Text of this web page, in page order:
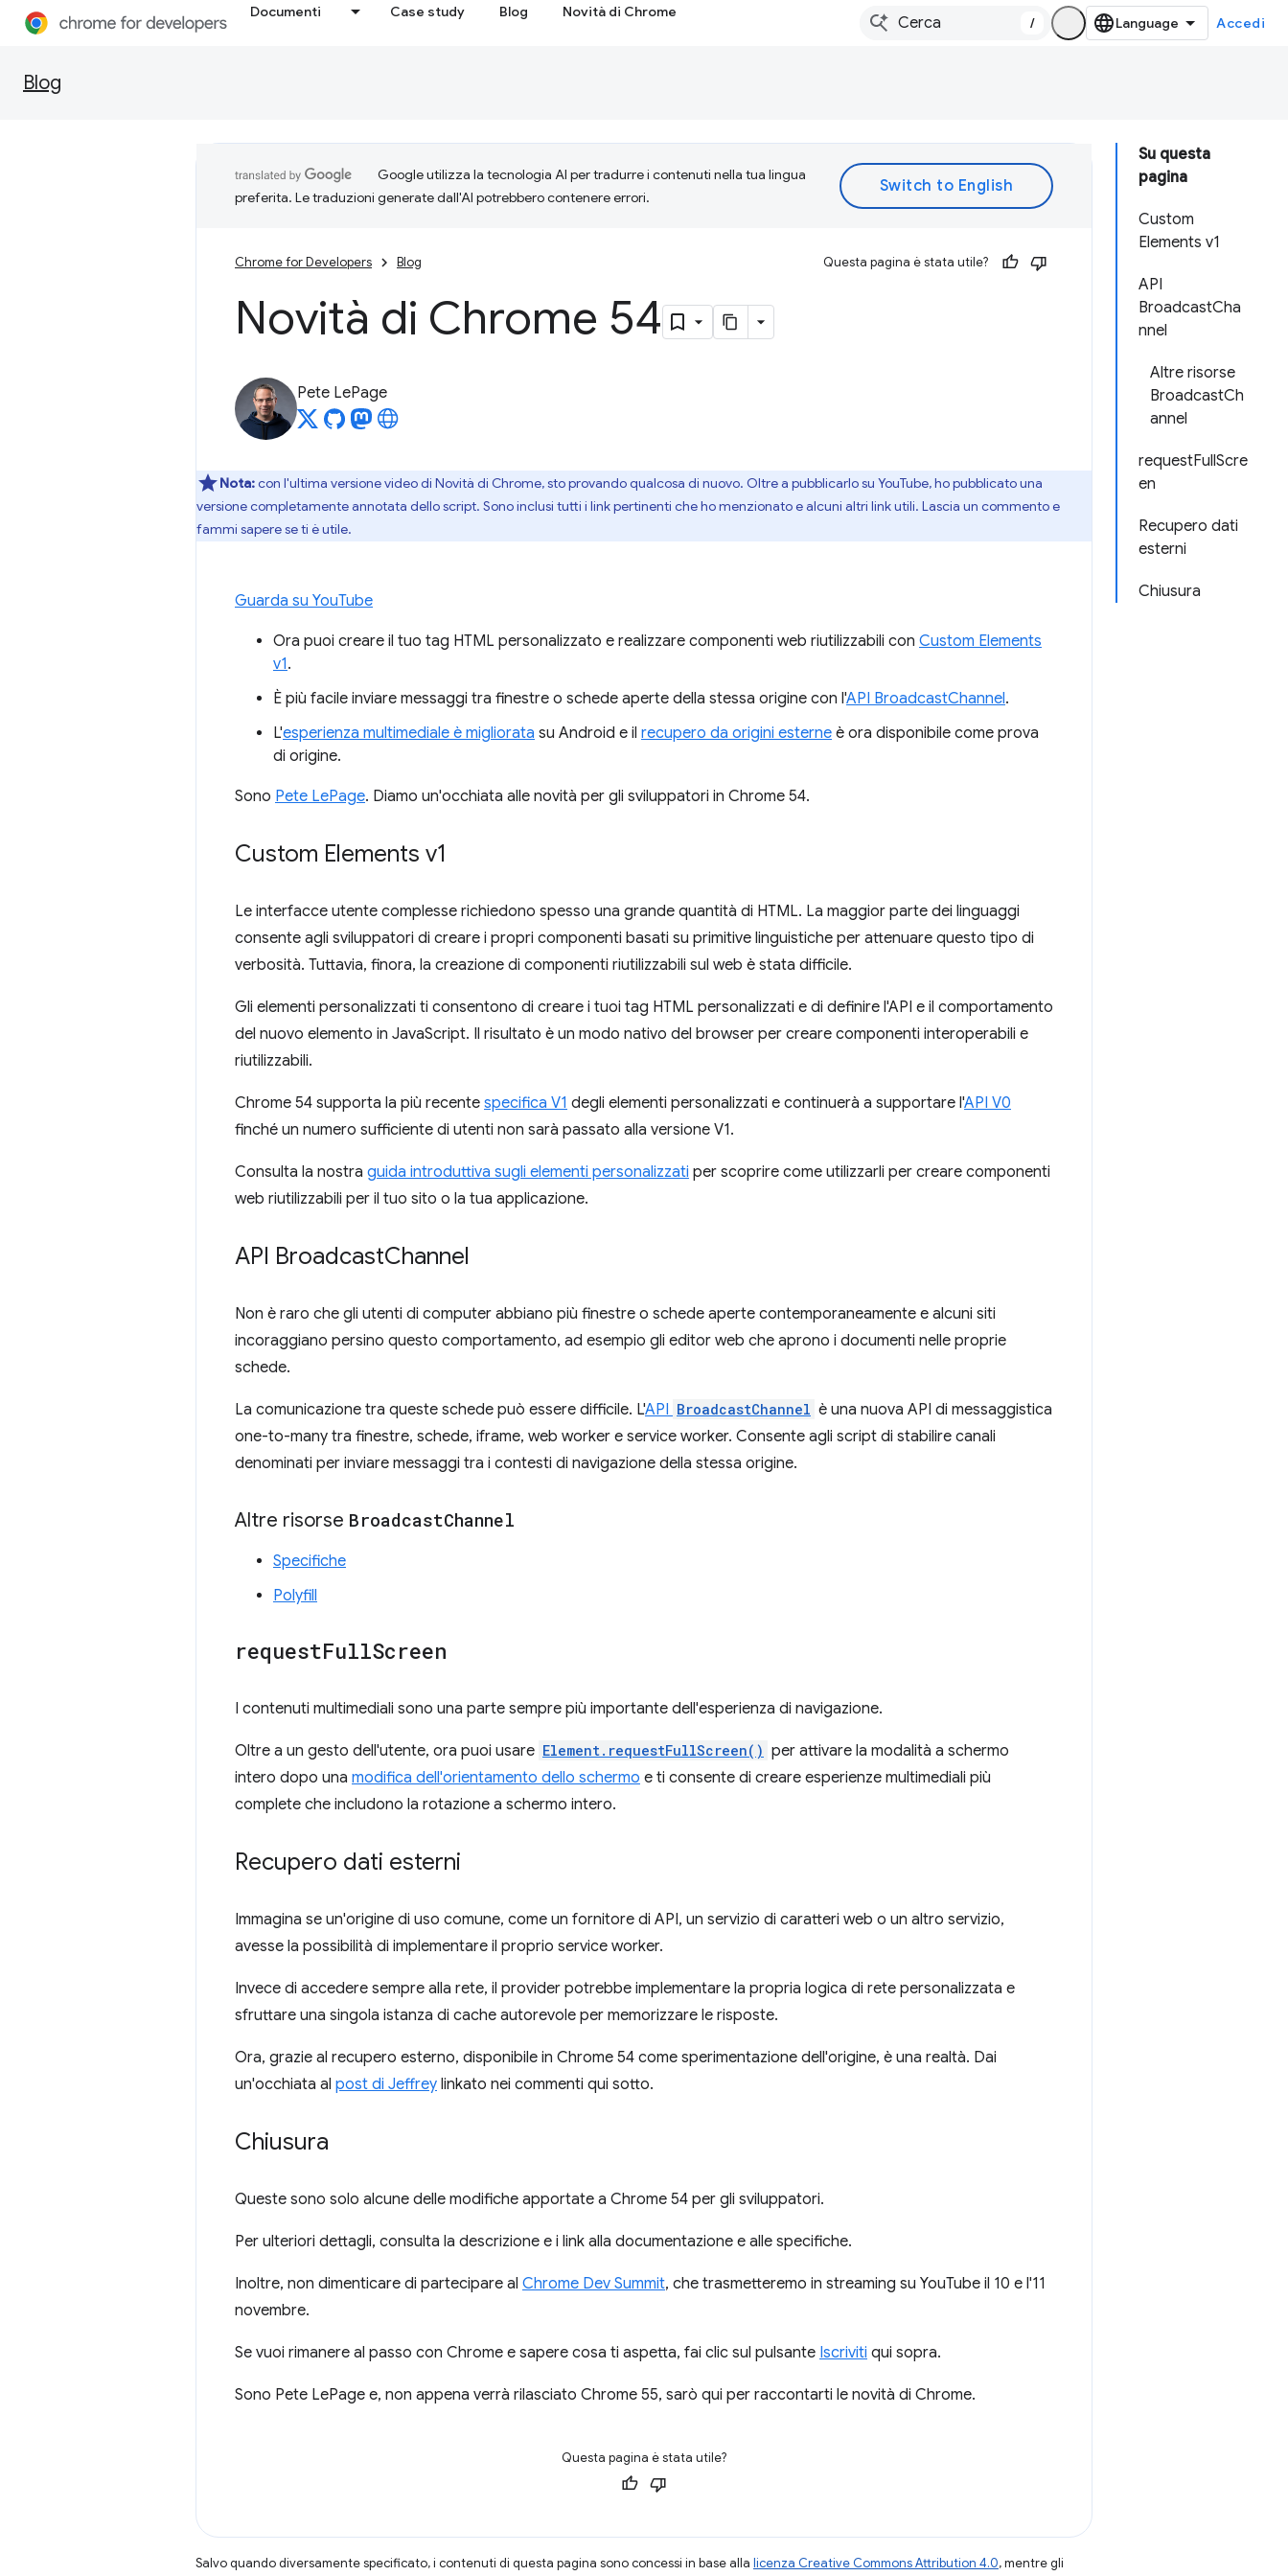
Documenti Case study Blog Novità di Chrome
/ Accedi
Blog
Su questa
pagina
Custom
Elements v1
API
BroadcastCha
nnel
Altre risorse
BroadcastCh
annel
requestFullScre
en
Recupero dati
esterni
Chiusura
Google utilizza la tecnologia AI per tradurre i contenuti nella tua lingua
preferita. Le traduzioni generate dall'AI potrebbero contenere errori.
Chrome for Developers Blog Questa pagina è stata utile?
Novità di Chrome 54
Pete LePage
Nota:con l'ultima versione video di Novità di Chrome, sto provando qualcosa di nuovo. Oltre a pubblicarlo su YouTube, ho pubblicato una
versione completamente annotata dello script. Sono inclusi tutti i link pertinenti che ho menzionato e alcuni altri link utili. Lascia un commento e
fammi sapere se ti è utile.
Guarda su YouTube
Ora puoi creare il tuo tag HTML personalizzato e realizzare componenti web riutilizzabili con Custom Elements
v1.
È più facile inviare messaggi tra finestre o schede aperte della stessa origine con l'API BroadcastChannel.
L'esperienza multimediale è migliorata su Android e il recupero da origini esterne è ora disponibile come prova
di origine.
Sono Pete LePage. Diamo un'occhiata alle novità per gli sviluppatori in Chrome 54.
Custom Elements v1
Le interfacce utente complesse richiedono spesso una grande quantità di HTML. La maggior parte dei linguaggi
consente agli sviluppatori di creare i propri componenti basati su primitive linguistiche per attenuare questo tipo di
verbosità. Tuttavia, finora, la creazione di componenti riutilizzabili sul web è stata difficile.
Gli elementi personalizzati ti consentono di creare i tuoi tag HTML personalizzati e di definire l'API e il comportamento
del nuovo elemento in JavaScript. Il risultato è un modo nativo del browser per creare componenti interoperabili e
riutilizzabili.
Chrome 54 supporta la più recente specifica V1 degli elementi personalizzati e continuerà a supportare l'API V0
finché un numero sufficiente di utenti non sarà passato alla versione V1.
Consulta la nostra guida introduttiva sugli elementi personalizzati per scoprire come utilizzarli per creare componenti
web riutilizzabili per il tuo sito o la tua applicazione.
API BroadcastChannel
Non è raro che gli utenti di computer abbiano più finestre o schede aperte contemporaneamente e alcuni siti
incoraggiano persino questo comportamento, ad esempio gli editor web che aprono i documenti nelle proprie
schede.
La comunicazione tra queste schede può essere difficile. L'API BroadcastChannel è una nuova API di messaggistica
one-to-many tra finestre, schede, iframe, web worker e service worker. Consente agli script di stabilire canali
denominati per inviare messaggi tra i contesti di navigazione della stessa origine.
Altre risorse BroadcastChannel
Specifiche
Polyfill
requestFullScreen
I contenuti multimediali sono una parte sempre più importante dell'esperienza di navigazione.
Oltre a un gesto dell'utente, ora puoi usare Element.requestFullScreen() per attivare la modalità a schermo
intero dopo una modifica dell'orientamento dello schermo e ti consente di creare esperienze multimediali più
complete che includono la rotazione a schermo intero.
Recupero dati esterni
Immagina se un'origine di uso comune, come un fornitore di API, un servizio di caratteri web o un altro servizio,
avesse la possibilità di implementare il proprio service worker.
Invece di accedere sempre alla rete, il provider potrebbe implementare la propria logica di rete personalizzata e
sfruttare una singola istanza di cache autorevole per memorizzare le risposte.
Ora, grazie al recupero esterno, disponibile in Chrome 54 come sperimentazione dell'origine, è una realtà. Dai
un'occhiata al post di Jeffrey linkato nei commenti qui sotto.
Chiusura
Queste sono solo alcune delle modifiche apportate a Chrome 54 per gli sviluppatori.
Per ulteriori dettagli, consulta la descrizione e i link alla documentazione e alle specifiche.
Inoltre, non dimenticare di partecipare al Chrome Dev Summit, che trasmetteremo in streaming su YouTube il 10 e l'11
novembre.
Se vuoi rimanere al passo con Chrome e sapere cosa ti aspetta, fai clic sul pulsante Iscriviti qui sopra.
Sono Pete LePage e, non appena verrà rilasciato Chrome 55, sarò qui per raccontarti le novità di Chrome.
Questa pagina è stata utile?
Salvo quando diversamente specificato, i contenuti di questa pagina sono concessi in base alla licenza Creative Commons Attribution 4.0, mentre gli